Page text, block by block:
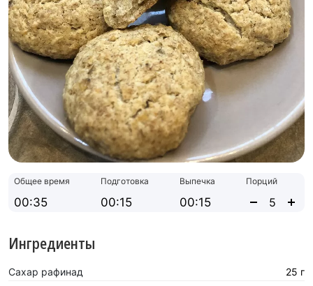
Общее время
00:35
Подготовка
00:15
Выпечка
00:15
Порций
Ингредиенты
Сахар рафинад 25 г